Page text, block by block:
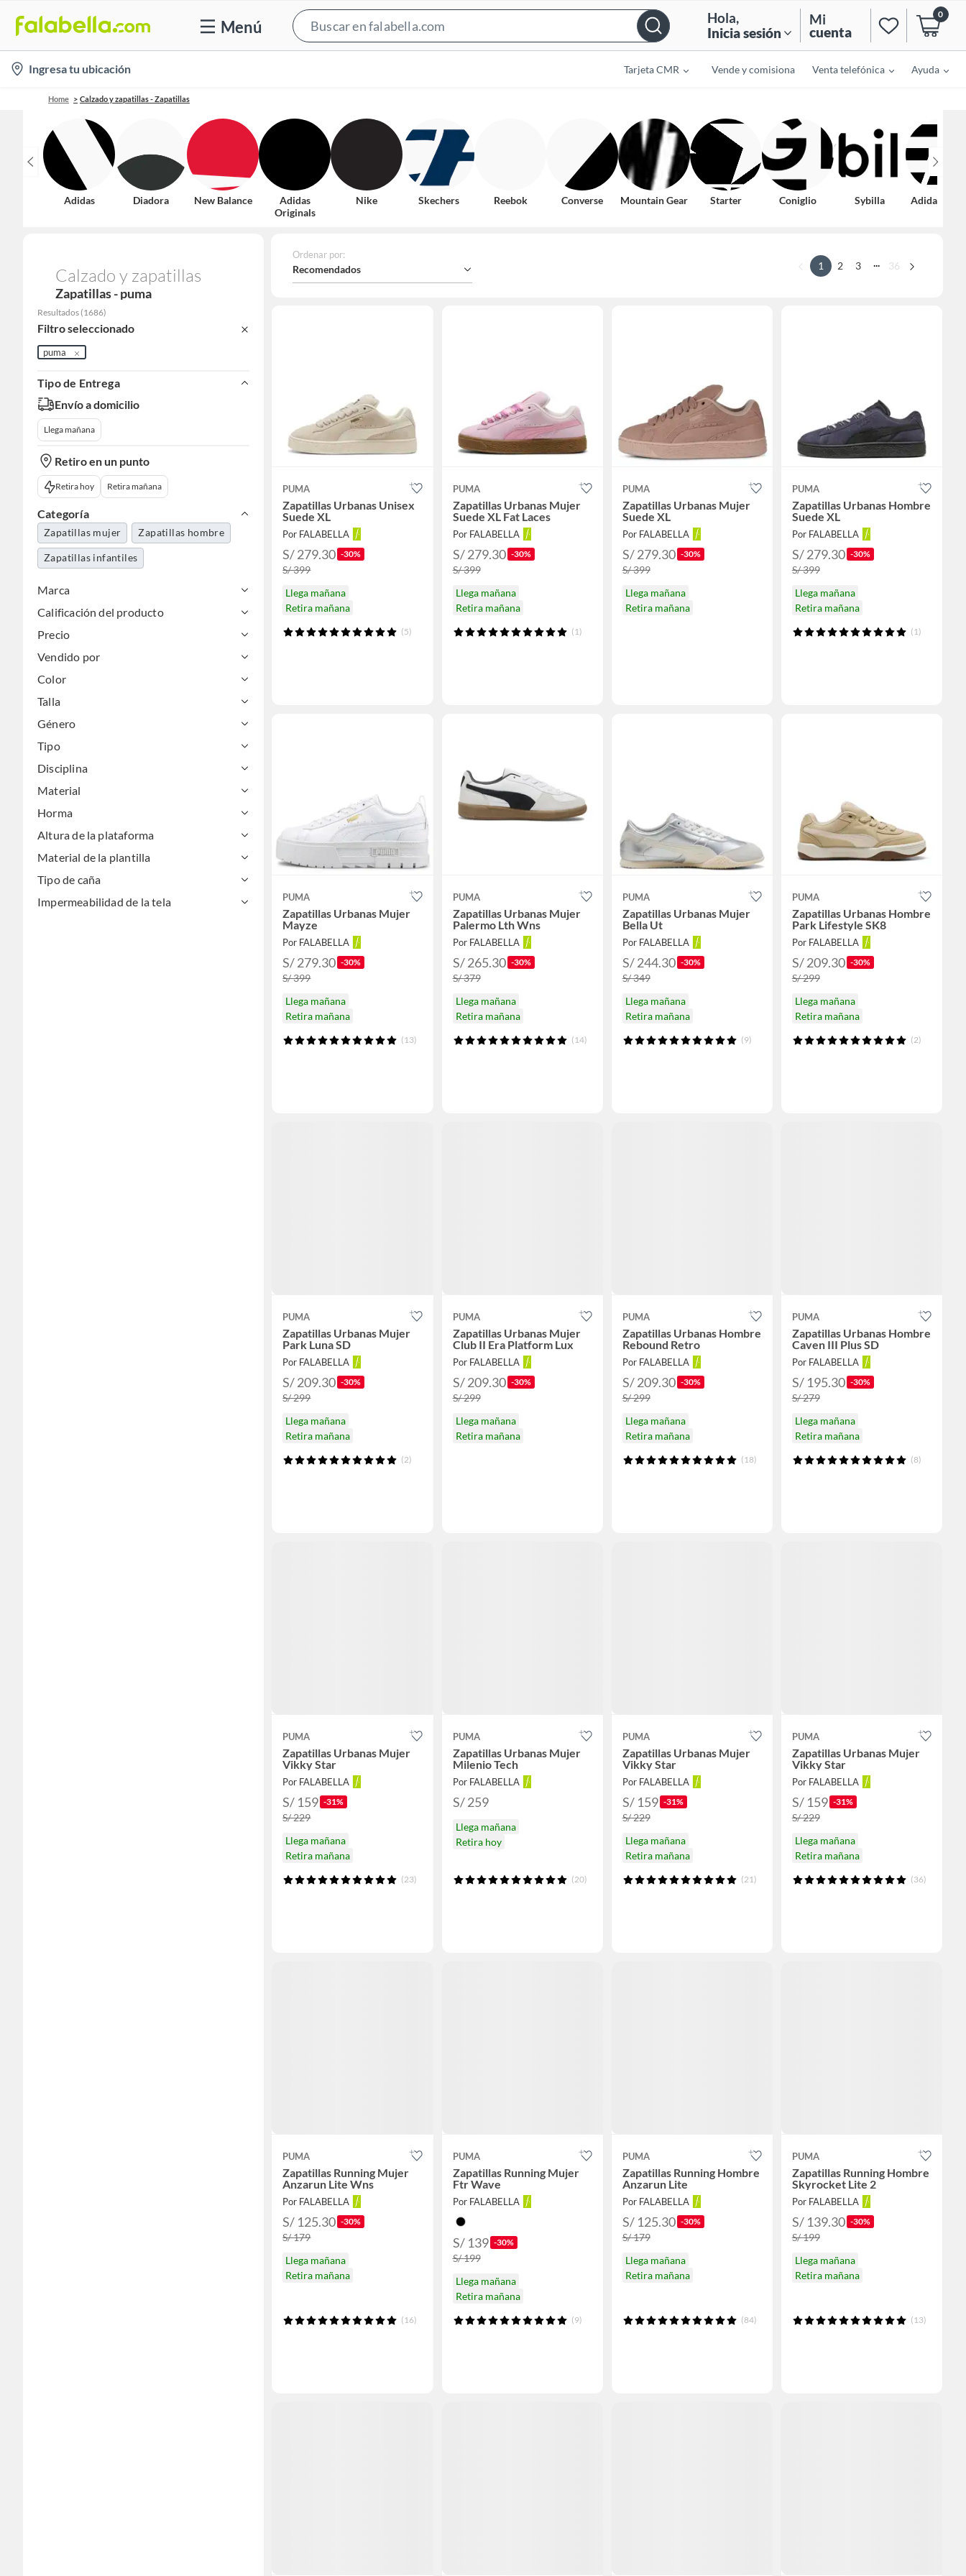
Menú
Bar
Hola,
Inicia sesión
Mi
cuenta
0
location-
icon
Ingresa tu ubicación Tarjeta CMR Vende y comisiona Venta telefónica Ayuda
Home Calzado y zapatillas - Zapatillas
Adidas Diadora New Balance
Adidas
Originals
Nike Skechers Reebok Converse Mountain Gear Starter Coniglio Sybilla Adidas
Calzado y zapatillas
Zapatillas - puma
Resultados (1686)
Filtro seleccionado
puma
Tipo de Entrega
Envío a domicilio
Llega mañana
Retiro en un punto
Retira hoy Retira mañana
Categoría
Zapatillas mujer Zapatillas hombre
Zapatillas infantiles
Marca
Calificación del producto
Precio
Vendido por
Color
Talla
Género
Tipo
Disciplina
Material
Horma
Altura de la plataforma
Material de la plantilla
Tipo de caña
Impermeabilidad de la tela
Ordenar por:
Recomendados 1 2 3 ... 36
PUMA
Zapatillas Urbanas Unisex
Suede XL
Por FALABELLA
S/ 279.30 -30%
S/ 399
Llega mañana
Retira mañana
(5)
PUMA
Zapatillas Urbanas Mujer
Suede XL Fat Laces
Por FALABELLA
S/ 279.30 -30%
S/ 399
Llega mañana
Retira mañana
(1)
PUMA
Zapatillas Urbanas Mujer
Suede XL
Por FALABELLA
S/ 279.30 -30%
S/ 399
Llega mañana
Retira mañana
PUMA
Zapatillas Urbanas Hombre
Suede XL
Por FALABELLA
S/ 279.30 -30%
S/ 399
Llega mañana
Retira mañana
(1)
PUMA
Zapatillas Urbanas Mujer
Mayze
Por FALABELLA
S/ 279.30 -30%
S/ 399
Llega mañana
Retira mañana
(13)
PUMA
Zapatillas Urbanas Mujer
Palermo Lth Wns
Por FALABELLA
S/ 265.30 -30%
S/ 379
Llega mañana
Retira mañana
(14)
PUMA
Zapatillas Urbanas Mujer
Bella Ut
Por FALABELLA
S/ 244.30 -30%
S/ 349
Llega mañana
Retira mañana
(9)
PUMA
Zapatillas Urbanas Hombre
Park Lifestyle SK8
Por FALABELLA
S/ 209.30 -30%
S/ 299
Llega mañana
Retira mañana
(2)
PUMA
Zapatillas Urbanas Mujer
Park Luna SD
Por FALABELLA
S/ 209.30 -30%
S/ 299
Llega mañana
Retira mañana
(2)
PUMA
Zapatillas Urbanas Mujer
Club II Era Platform Lux
Por FALABELLA
S/ 209.30 -30%
S/ 299
Llega mañana
Retira mañana
PUMA
Zapatillas Urbanas Hombre
Rebound Retro
Por FALABELLA
S/ 209.30 -30%
S/ 299
Llega mañana
Retira mañana
(18)
PUMA
Zapatillas Urbanas Hombre
Caven III Plus SD
Por FALABELLA
S/ 195.30 -30%
S/ 279
Llega mañana
Retira mañana
(8)
PUMA
Zapatillas Urbanas Mujer
Vikky Star
Por FALABELLA
S/ 159 -31%
S/ 229
Llega mañana
Retira mañana
(23)
PUMA
Zapatillas Urbanas Mujer
Milenio Tech
Por FALABELLA
S/ 259
Llega mañana
Retira hoy
(20)
PUMA
Zapatillas Urbanas Mujer
Vikky Star
Por FALABELLA
S/ 159 -31%
S/ 229
Llega mañana
Retira mañana
(21)
PUMA
Zapatillas Urbanas Mujer
Vikky Star
Por FALABELLA
S/ 159 -31%
S/ 229
Llega mañana
Retira mañana
(36)
PUMA
Zapatillas Running Mujer
Anzarun Lite Wns
Por FALABELLA
S/ 125.30 -30%
S/ 179
Llega mañana
Retira mañana
(16)
PUMA
Zapatillas Running Mujer
Ftr Wave
Por FALABELLA
S/ 139 -30%
S/ 199
Llega mañana
Retira mañana
(9)
PUMA
Zapatillas Running Hombre
Anzarun Lite
Por FALABELLA
S/ 125.30 -30%
S/ 179
Llega mañana
Retira mañana
(84)
PUMA
Zapatillas Running Hombre
Skyrocket Lite 2
Por FALABELLA
S/ 139.30 -30%
S/ 199
Llega mañana
Retira mañana
(13)